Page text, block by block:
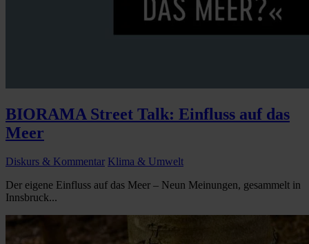
BIORAMA Street Talk: Einfluss auf das
Meer
Diskurs & Kommentar Klima & Umwelt
Der eigene Einfluss auf das Meer – Neun Meinungen, gesammelt in
Innsbruck...